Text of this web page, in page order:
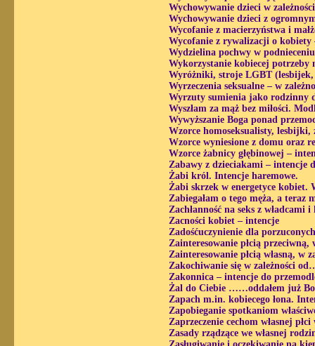
Wychowywanie dzieci w
Wychowywanie dzieci z
Wycofanie z macierzyństwa i
Wycofanie z rywalizacji o kobiety
Wydzielina pochwy w
Wykorzystanie kobiecej potrzeby
Wyróżniki, stroje LGBT
Wyrzeczenia seksualne – w
Wyrzuty sumienia jako rodzinny
Wyszłam za mąż bez miłości.
Wywyższanie Boga ponad
Wzorce homoseksualisty,
Wzorce wyniesione z domu oraz
Wzorce żabnicy głębinowej –
Zabawy z dzieciakami – intencje
Żabi król. Intencje haremowe.
Żabi skrzek w energetyce kobiet.
Zabiegałam o tego męża, a teraz
Zachłanność na seks z
Zacności kobiet – intencje
Zadośćuczynienie dla
Zainteresowanie płcią
Zainteresowanie płcią własną,
Zakochiwanie się w zależności
Zakonnica – intencje do
Żal do Ciebie ……oddałem już
Zapach m.in. kobiecego łona.
Zapobieganie spotkaniom
Zaprzeczenie cechom własnej
Zasady rządzące we własnej